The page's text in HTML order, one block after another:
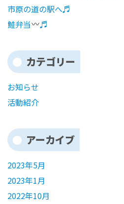
市原の道の駅へ♬
鮭弁当
♬
カテゴリー
お知らせ
活動紹介
アーカイブ
2023年5月
2023年1月
2022年10月